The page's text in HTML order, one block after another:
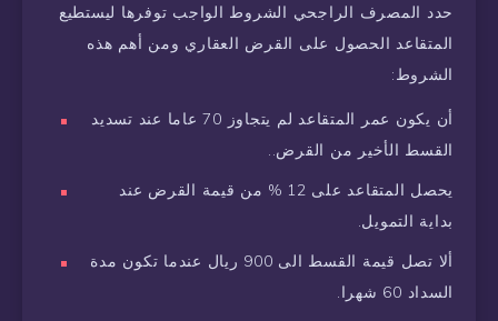
حدد المصرف الراجحي الشروط الواجب توفرها ليستطيع
المتقاعد الحصول على القرض العقاري ومن أهم هذه
الشروط:
أن يكون عمر المتقاعد لم يتجاوز 70 عاما عند تسديد
القسط الأخير من القرض..
يحصل المتقاعد على 12 % من قيمة القرض عند
بداية التمويل.
ألا تصل قيمة القسط الى 900 ريال عندما تكون مدة
السداد 60 شهرا.